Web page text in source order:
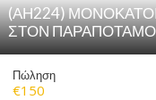
(ΑΗ224)
ΣΤΟΝ ΠΑΡΑΠΟΤΑΜΟ
Πώληση
€150